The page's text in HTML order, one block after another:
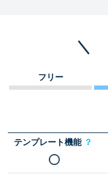
フリー
テンプレート機能 ？